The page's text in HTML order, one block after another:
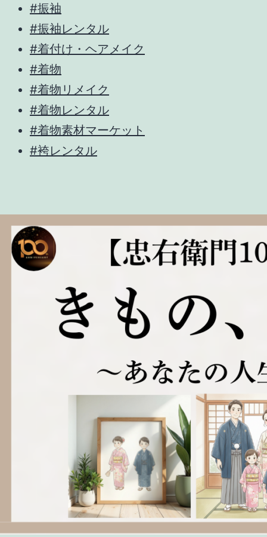
#振袖
#振袖レンタル
#着付け・ヘアメイク
#着物
#着物リメイク
#着物レンタル
#着物素材マーケット
#袴レンタル